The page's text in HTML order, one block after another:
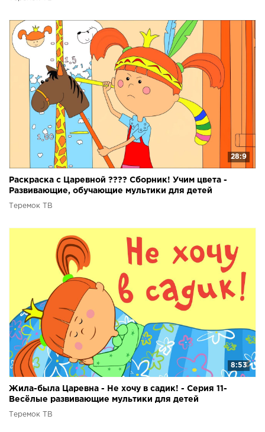
28:9
Раскраска с Царевной ???? Сборник! Учим цвета -
Развивающие, обучающие мультики для детей
Теремок ТВ
8:53
Жила-была Царевна - Не хочу в садик! - Серия 11-
Весёлые развивающие мультики для детей
Теремок ТВ